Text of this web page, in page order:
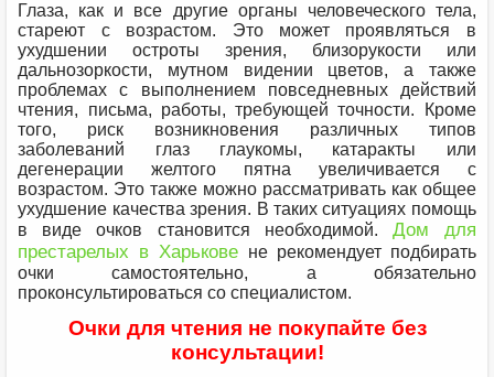
Глаза, как и все другие органы человеческого тела,
стареют с возрастом. Это может проявляться в
ухудшении остроты зрения, близорукости или
дальнозоркости, мутном видении цветов, а также
проблемах с выполнением повседневных действий
чтения, письма, работы, требующей точности. Кроме
того, риск возникновения различных типов
заболеваний глаз глаукомы, катаракты или
дегенерации желтого пятна увеличивается с
возрастом. Это также можно рассматривать как общее
ухудшение качества зрения. В таких ситуациях помощь
в виде очков становится необходимой. Дом для
престарелых в Харькове не рекомендует подбирать
очки самостоятельно, а обязательно
проконсультироваться со специалистом.
Очки для чтения не покупайте без
консультации!